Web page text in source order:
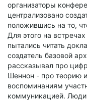
организаторы
централизовано
положившись на то,
Для этого на
пытались читать
создатель базовой
рассказывал про
Шеннон - про теорию
воспоминаниям
коммуникацией. Люди